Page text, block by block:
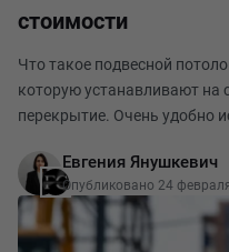
стоимости
Что такое подвесной
которую устанавливают на
перекрытие. Очень удобно
между подвесным потолком
Евгения Янушкевич
Опубликовано 24